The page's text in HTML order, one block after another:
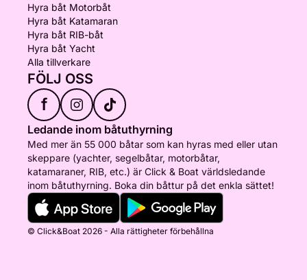
Hyra båt Motorbåt
Hyra båt Katamaran
Hyra båt RIB-båt
Hyra båt Yacht
Alla tillverkare
FÖLJ OSS
f
Ledande inom båtuthyrning
Med mer än 55 000 båtar som kan hyras med eller utan
skeppare (yachter, segelbåtar, motorbåtar,
katamaraner, RIB, etc.) är Click & Boat världsledande
inom båtuthyrning. Boka din båttur på det enkla sättet!
© Click&Boat 2026 - Alla rättigheter förbehållna